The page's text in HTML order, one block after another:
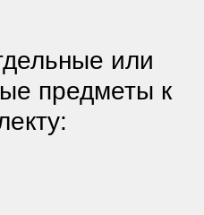
или
предметы к